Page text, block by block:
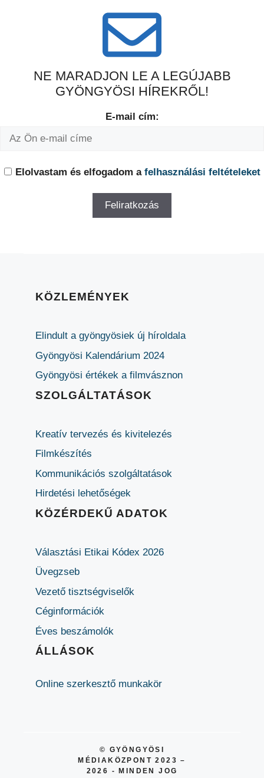
NE MARADJON LE A LEGÚJABB
GYÖNGYÖSI HÍREKRŐL!
E-mail cím:
Elolvastam és elfogadom a felhasználási feltételeket
KÖZLEMÉNYEK
Elindult a gyöngyösiek új híroldala
Gyöngyösi Kalendárium 2024
Gyöngyösi értékek a filmvásznon
SZOLGÁLTATÁSOK
Kreatív tervezés és kivitelezés
Filmkészítés
Kommunikációs szolgáltatások
Hirdetési lehetőségek
KÖZÉRDEKŰ ADATOK
Választási Etikai Kódex 2026
Üvegzseb
Vezető tisztségviselők
Céginformációk
Éves beszámolók
ÁLLÁSOK
Online szerkesztő munkakör
© GYÖNGYÖSI
MÉDIAKÖZPONT 2023 –
2026 - MINDEN JOG